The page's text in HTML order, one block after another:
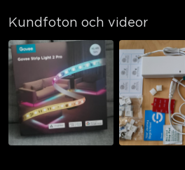
Kundfoton och videor